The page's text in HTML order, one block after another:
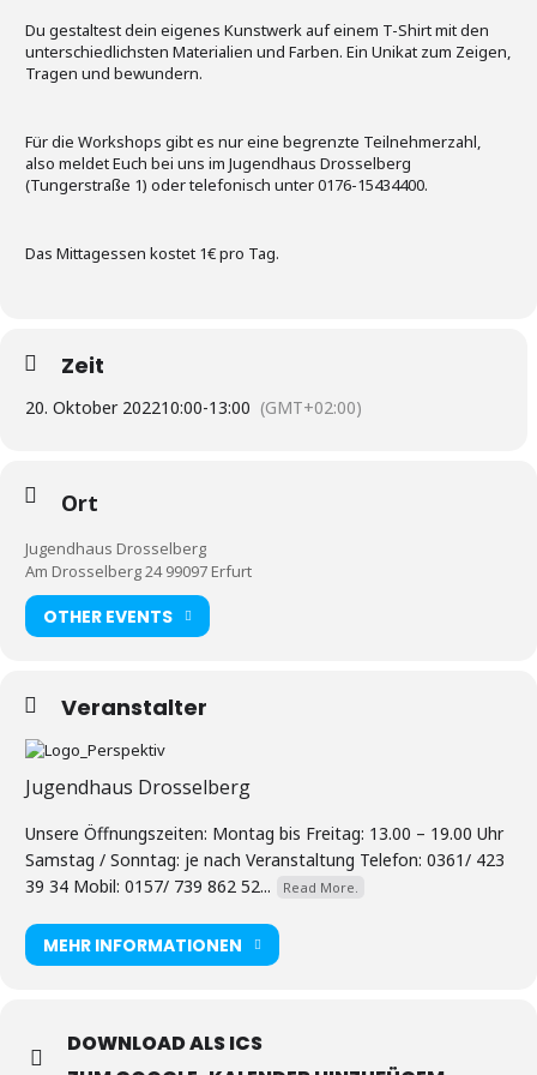
Du gestaltest dein eigenes Kunstwerk auf einem T-Shirt mit den
unterschiedlichsten Materialien und Farben. Ein Unikat zum Zeigen,
Tragen und bewundern.
Für die Workshops gibt es nur eine begrenzte Teilnehmerzahl,
also meldet Euch bei uns im Jugendhaus Drosselberg
(Tungerstraße 1) oder telefonisch unter 0176-15434400.
Das Mittagessen kostet 1€ pro Tag.
Zeit
20. Oktober 202210:00-13:00 (GMT+02:00)
Ort
Jugendhaus Drosselberg
Am Drosselberg 24 99097 Erfurt
OTHER EVENTS
Veranstalter
Jugendhaus Drosselberg
Unsere Öffnungszeiten: Montag bis Freitag: 13.00 – 19.00 Uhr
Samstag / Sonntag: je nach Veranstaltung Telefon: 0361/ 423
39 34 Mobil: 0157/ 739 862 52...
Read More.
MEHR INFORMATIONEN
DOWNLOAD ALS ICS